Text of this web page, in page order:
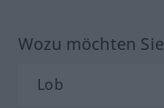
Wozu möchten